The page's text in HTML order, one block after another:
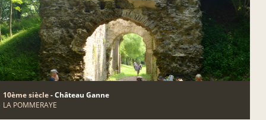
10ème siècle- Château Ganne
LA POMMERAYE